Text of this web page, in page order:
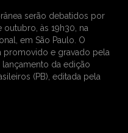
serão debatidos por
outubro, às 19h30, na
em São Paulo. O
promovido e gravado pela
lançamento da edição
(PB), editada pela